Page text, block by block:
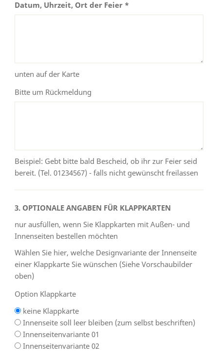
Datum, Uhrzeit, Ort der Feier *
unten auf der Karte
Bitte um Rückmeldung
Beispiel: Gebt bitte bald Bescheid, ob ihr zur Feier seid
bereit. (Tel. 01234567) - falls nicht gewünscht freilassen
3. OPTIONALE ANGABEN FÜR KLAPPKARTEN
nur ausfüllen, wenn Sie Klappkarten mit Außen- und
Innenseiten bestellen möchten
Wählen Sie hier, welche Designvariante der Innenseite
einer Klappkarte Sie wünschen (Siehe Vorschaubilder
oben)
Option Klappkarte
keine Klappkarte
Innenseite soll leer bleiben (zum selbst beschriften)
Innenseitenvariante 01
Innenseitenvariante 02